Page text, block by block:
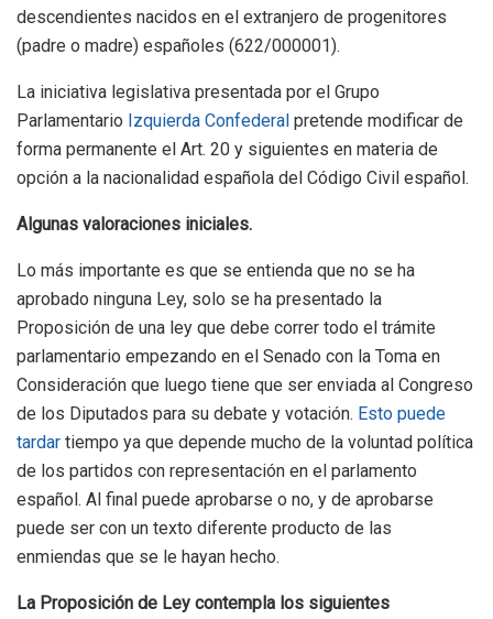
descendientes nacidos en el extranjero de progenitores
(padre o madre) españoles (622/000001).
La iniciativa legislativa presentada por el Grupo
Parlamentario Izquierda Confederal pretende modificar de
forma permanente el Art. 20 y siguientes en materia de
opción a la nacionalidad española del Código Civil español.
Algunas valoraciones iniciales.
Lo más importante es que se entienda que no se ha
aprobado ninguna Ley, solo se ha presentado la
Proposición de una ley que debe correr todo el trámite
parlamentario empezando en el Senado con la Toma en
Consideración que luego tiene que ser enviada al Congreso
de los Diputados para su debate y votación. Esto puede
tardar tiempo ya que depende mucho de la voluntad política
de los partidos con representación en el parlamento
español. Al final puede aprobarse o no, y de aprobarse
puede ser con un texto diferente producto de las
enmiendas que se le hayan hecho.
La Proposición de Ley contempla los siguientes